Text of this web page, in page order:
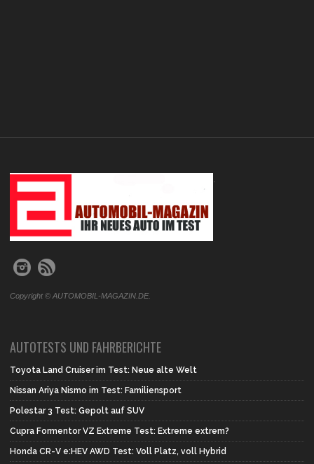
.
Copyright © AUTOMOBIL-MAGAZIN.DE.
AUTOTESTS UND FAHRBERICHTE
Toyota Land Cruiser im Test: Neue alte Welt
Nissan Ariya Nismo im Test: Familiensport
Polestar 3 Test: Gepolt auf SUV
Cupra Formentor VZ Extreme Test: Extreme extrem?
Honda CR-V e:HEV AWD Test: Voll Platz, voll Hybrid